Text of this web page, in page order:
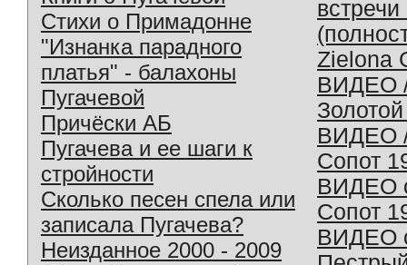
Стихи о Примадонне
"Изнанка парадного
платья" - балахоны
Пугачевой
Причёски АБ
Пугачева и ее шаги к
стройности
Сколько песен спела или
записала Пугачева?
Неизданное 2000 - 2009
Zielona
ВИДЕО
ВИДЕО
Сопот
ВИДЕО
Сопот
ВИДЕО